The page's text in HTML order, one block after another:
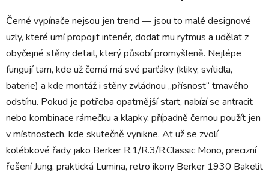
Černé vypínače nejsou jen trend — jsou to malé designové
uzly, které umí propojit interiér, dodat mu rytmus a udělat z
obyčejné stěny detail, který působí promyšleně. Nejlépe
fungují tam, kde už černá má své parťáky (kliky, svítidla,
baterie) a kde montáž i stěny zvládnou „přísnost“ tmavého
odstínu. Pokud je potřeba opatrnější start, nabízí se antracit
nebo kombinace rámečku a klapky, případně černou použít jen
v místnostech, kde skutečně vynikne. Ať už se zvolí
kolébkové řady jako Berker R.1/R.3/R.Classic Mono, precizní
řešení Jung, praktická Lumina, retro ikony Berker 1930 Bakelit